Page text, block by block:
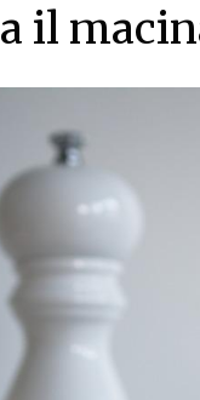
il